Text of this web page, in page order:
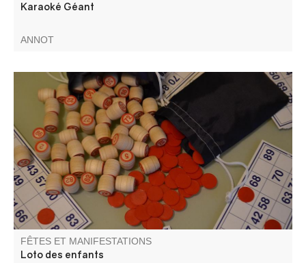
Karaoké Géant
ANNOT
Organisé par Villars Animations . Buvette et vente de
gâteaux sur place. Les enfants doivent être
accompagnés.
FÊTES ET MANIFESTATIONS
Loto des enfants